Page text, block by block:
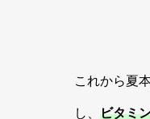
これから夏
し、 ビタミ